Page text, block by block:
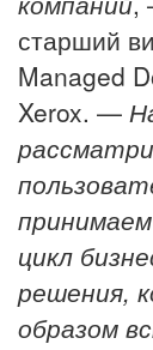
старший
Managed
Xerox. —
цикл
решения,
образом